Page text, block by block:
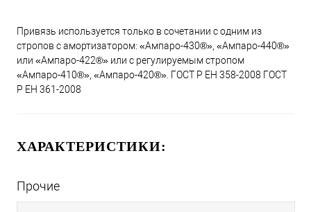
Привязь используется только в сочетании с одним из
стропов с амортизатором: «Ампаро-430®», «Ампаро-440®»
или «Ампаро-422®» или с регулируемым стропом
«Ампаро-410®», «Ампаро-420®». ГОСТ Р ЕН 358-2008 ГОСТ
Р ЕН 361-2008
ХАРАКТЕРИСТИКИ:
Прочие